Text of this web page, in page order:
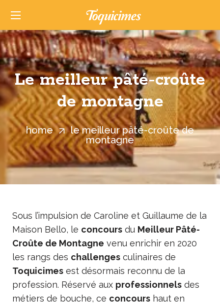
Le meilleur pâté-croûte
de montagne
home
le meilleur pâté-croûte de
montagne
Sous l’impulsion de Caroline et Guillaume de la
Maison Bello, le concours du Meilleur Pâté-
Croûte de Montagne venu enrichir en 2020
les rangs des challenges culinaires de
Toquicimes est désormais reconnu de la
profession. Réservé aux professionnels des
métiers de bouche, ce concours haut en